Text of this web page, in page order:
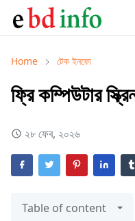
Home টেক ইনফো
ফ্রি কম্পিউটার
২৮ ফেব, ২০২৬
Table of content